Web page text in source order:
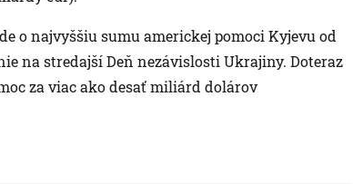
o najvyššiu sumu americkej pomoci Kyjevu od
na stredajší Deň nezávislosti Ukrajiny. Doteraz
za viac ako desať miliárd dolárov